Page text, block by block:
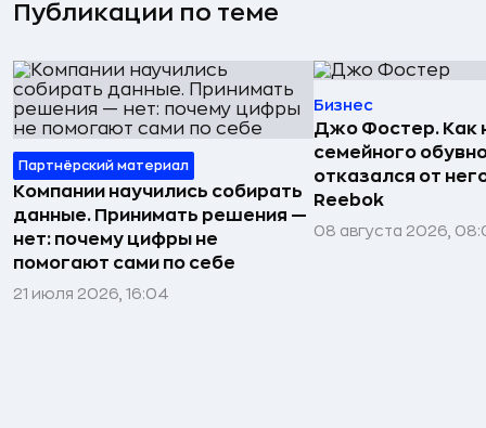
Публикации по теме
Партнёрский материал
Компании научились собирать
данные. Принимать решения —
нет: почему цифры не
помогают сами по себе
21 июля 2026, 16:04
Бизнес
Джо Фостер. Как
семейного
отказался от
Reebok
08 августа 2026,